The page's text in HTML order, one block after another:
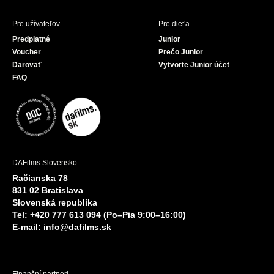
Pre užívateľov
Predplatné
Voucher
Darovať
FAQ
Pre dieťa
Junior
Prečo Junior
Vytvorte Junior účet
DAFilms Slovensko
Račianska 78
831 02 Bratislava
Slovenská republika
Tel: +420 777 613 094 (Po–Pia 9:00–16:00)
E-mail: info@dafilms.sk